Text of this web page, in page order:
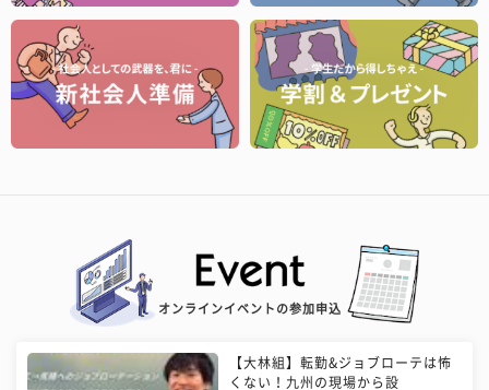
オンラインイベントの参加申込
【大林組】転勤&ジョブローテは怖
くない！九州の現場から設